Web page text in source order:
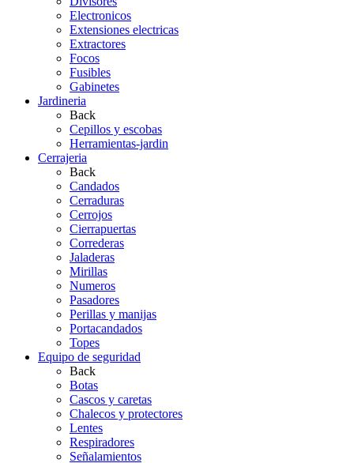
Electronicos
Extensiones electricas
Extractores
Focos
Fusibles
Gabinetes
Jardineria
Back
Cepillos y escobas
Herramientas-jardin
Cerrajeria
Back
Candados
Cerraduras
Cerrojos
Cierrapuertas
Correderas
Jaladeras
Mirillas
Numeros
Pasadores
Perillas y manijas
Portacandados
Topes
Equipo de seguridad
Back
Botas
Cascos y caretas
Chalecos y protectores
Lentes
Respiradores
Señalamientos